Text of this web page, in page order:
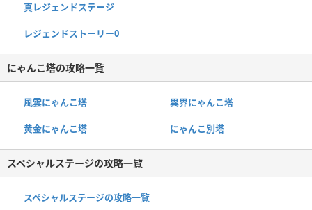
真レジェンドステージ
レジェンドストーリー0
にゃんこ塔の攻略一覧
風雲にゃんこ塔 異界にゃんこ塔
黄金にゃんこ塔 にゃんこ別塔
スペシャルステージの攻略一覧
スペシャルステージの攻略一覧